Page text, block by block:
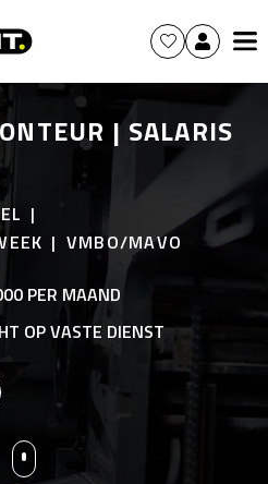
| SALARIS
VMBO/MAVO
PER MAAND
OP VASTE DIENST